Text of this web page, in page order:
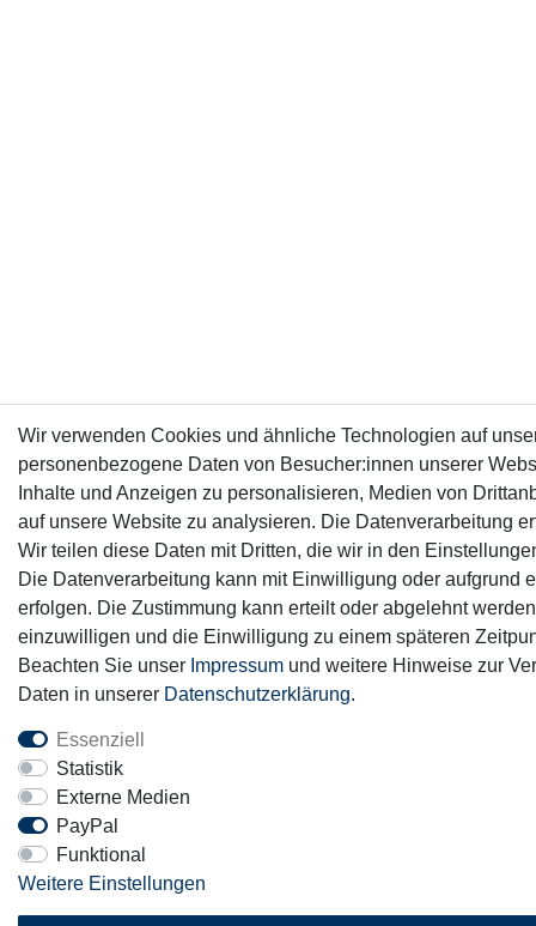
Wir verwenden Cookies und ähnliche Technologien auf
personenbezogene Daten von Besucher:innen unserer
Inhalte und Anzeigen zu personalisieren, Medien von
auf unsere Website zu analysieren. Die Datenverarbeitung
Wir teilen diese Daten mit Dritten, die wir in den
Die Datenverarbeitung kann mit Einwilligung oder aufgrund
erfolgen. Die Zustimmung kann erteilt oder abgelehnt
einzuwilligen und die Einwilligung zu einem späteren
Beachten Sie unser Impressum und weitere Hinweise zur
Daten in unserer Daten­schutz­erklärung.
Essenziell
Statistik
Externe Medien
PayPal
Funktional
Weitere Einstellungen